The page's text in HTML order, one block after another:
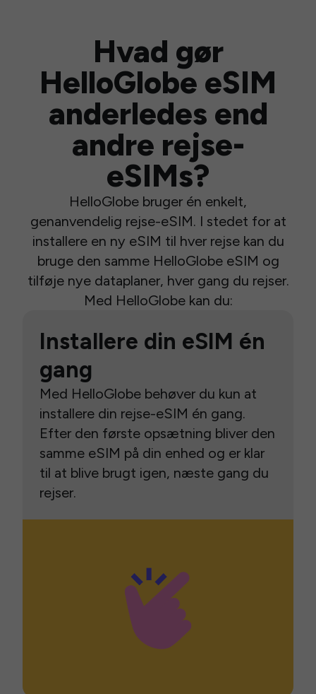
Hvad gør
HelloGlobe eSIM
anderledes end
andre rejse-
eSIMs?
HelloGlobe bruger én enkelt,
genanvendelig rejse-eSIM. I stedet for at
installere en ny eSIM til hver rejse kan du
bruge den samme HelloGlobe eSIM og
tilføje nye dataplaner, hver gang du rejser.
Med HelloGlobe kan du:
Installere din eSIM én
gang
Med HelloGlobe behøver du kun at
installere din rejse-eSIM én gang.
Efter den første opsætning bliver den
samme eSIM på din enhed og er klar
til at blive brugt igen, næste gang du
rejser.